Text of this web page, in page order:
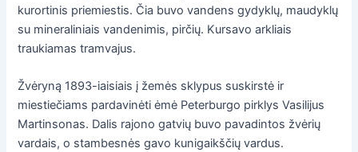
kurortinis priemiestis. Čia buvo vandens gydyklų, maudyklų
su mineraliniais vandenimis, pirčių. Kursavo arkliais
traukiamas tramvajus.
Žvėryną 1893-iaisiais į žemės sklypus suskirstė ir
miestiečiams pardavinėti ėmė Peterburgo pirklys Vasilijus
Martinsonas. Dalis rajono gatvių buvo pavadintos žvėrių
vardais, o stambesnės gavo kunigaikščių vardus.